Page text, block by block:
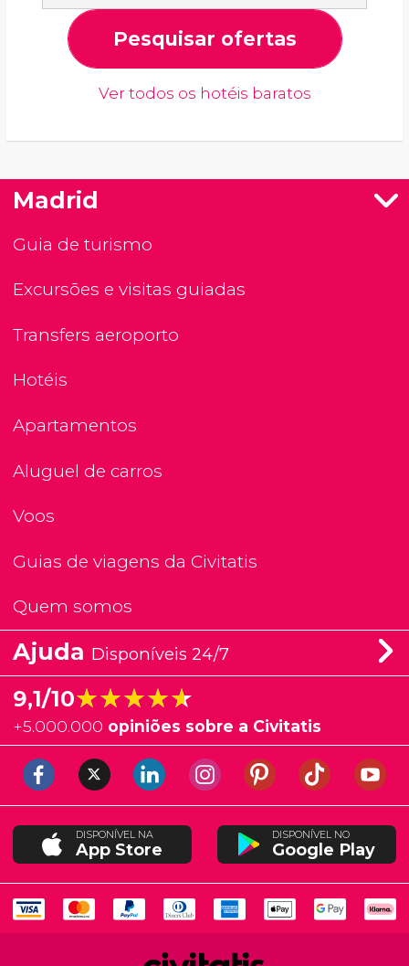
Pesquisar ofertas
Ver todos os hotéis baratos
Madrid
Guia de turismo
Excursões e visitas guiadas
Transfers aeroporto
Hotéis
Apartamentos
Aluguel de carros
Voos
Guias de viagens da Civitatis
Quem somos
Ajuda Disponíveis 24/7
9,1/10★★★★★
★★★★★
+5.000.000 opiniões sobre a Civitatis
DISPONÍVEL NA
App Store
DISPONÍVEL NO
Google Play